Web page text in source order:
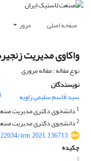
صفحه اصلی مرور
واکاوی مدیریت
نوع مقاله : مقاله مروری
نویسندگان
سید قاسم سلیمی زاویه
1
1دانشجوی دکتری مدیریت
2دانشجوی دکتری مدیریت
irm.2021.136713
چکیده